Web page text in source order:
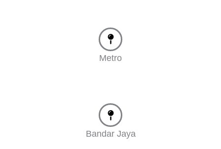
Metro
Bandar Jaya